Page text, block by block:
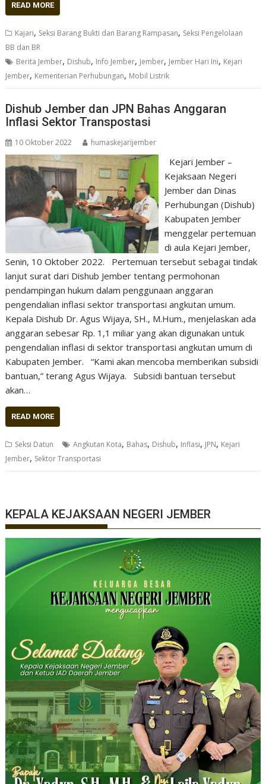
READ MORE
Kajari, Seksi Barang Bukti dan Barang Rampasan, Seksi Pengelolaan
BB dan BR
Berita Jember, Dishub, Info Jember, Jember, Jember Hari Ini, Kejari
Jember, Kementerian Perhubungan, Mobil Listrik
Dishub Jember dan JPN Bahas Anggaran
Inflasi Sektor Transpostasi
10 Oktober 2022 humaskejarijember
Kejari Jember –
Kejaksaan Negeri
Jember dan Dinas
Perhubungan (Dishub)
Kabupaten Jember
menggelar pertemuan
di aula Kejari Jember,
Senin, 10 Oktober 2022. Pertemuan tersebut sebagai tindak
lanjut surat dari Dishub Jember tentang permohonan
pendampingan hukum dalam penggunaan anggaran
pengendalian inflasi sektor transportasi angkutan umum.
Kepala Dishub Dr. Agus Wijaya, SH., M.Hum., menjelaskan ada
anggaran sebesar Rp. 1,1 miliar yang akan digunakan untuk
pengendalian inflasi di sektor transportasi angkutan umum di
Kabupaten Jember. “Kami akan mencoba memberikan subsidi
bantuan,” terang Agus Wijaya. Subsidi bantuan tersebut
akan…
READ MORE
Seksi Datun Angkutan Kota, Bahas, Dishub, Inflasi, JPN, Kejari
Jember, Sektor Transportasi
KEPALA KEJAKSAAN NEGERI JEMBER